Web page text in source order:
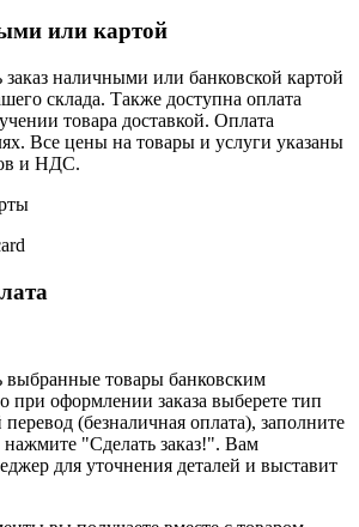
или картой
наличными или банковской картой
склада. Также доступна оплата
товара доставкой. Оплата
Все цены на товары и услуги указаны
и НДС.
товары банковским
при оформлении заказа выберете тип
(безналичная оплата), заполните
"Сделать заказ!". Вам
для уточнения деталей и выставит